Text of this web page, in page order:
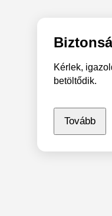
Kérlek,
betöltődik.
Tovább